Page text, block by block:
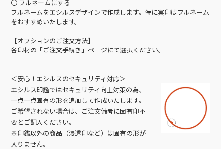
〇 フルネームにする
フルネームをエシルスデザインで作成します。特に実印はフルネーム
をおすすめいたします。
【オプションのご注文方法】
各印材の「ご注文手続き」ページにて選択ください。
＜安心！エシルスのセキュリティ対応＞
エシルス印鑑ではセキュリティ向上対策の為、
一点一点固有の形を追加して作成いたします。
ご希望されない場合は、ご注文備考に固有印不
要とご記入ください。
※印鑑以外の商品（浸透印など）は固有の形が
入りません。